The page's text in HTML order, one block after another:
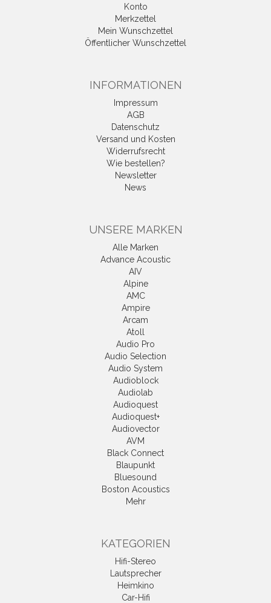
Konto
Merkzettel
Mein Wunschzettel
Öffentlicher Wunschzettel
INFORMATIONEN
Impressum
AGB
Datenschutz
Versand und Kosten
Widerrufsrecht
Wie bestellen?
Newsletter
News
UNSERE MARKEN
Alle Marken
Advance Acoustic
AIV
Alpine
AMC
Ampire
Arcam
Atoll
Audio Pro
Audio Selection
Audio System
Audioblock
Audiolab
Audioquest
Audioquest+
Audiovector
AVM
Black Connect
Blaupunkt
Bluesound
Boston Acoustics
Mehr
KATEGORIEN
Hifi-Stereo
Lautsprecher
Heimkino
Car-Hifi